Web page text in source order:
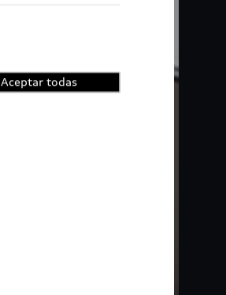
Aceptar todas